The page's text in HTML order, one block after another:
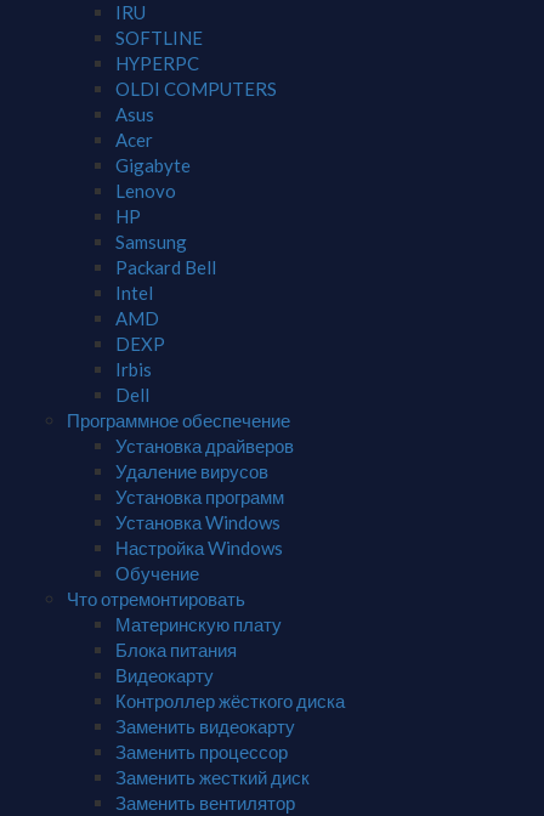
IRU
SOFTLINE
HYPERPC
OLDI COMPUTERS
Asus
Acer
Gigabyte
Lenovo
HP
Samsung
Packard Bell
Intel
AMD
DEXP
Irbis
Dell
Программное обеспечение
Установка драйверов
Удаление вирусов
Установка программ
Установка Windows
Настройка Windows
Обучение
Что отремонтировать
Материнскую плату
Блока питания
Видеокарту
Контроллер жёсткого диска
Заменить видеокарту
Заменить процессор
Заменить жесткий диск
Заменить вентилятор